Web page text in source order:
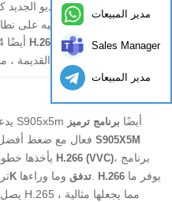
H.265 بVP9 وبرامج الترميز
: مثل S905x4 ، يدعم S905x5m أيضًا برنامج ترميز
S905X5M
H.266 (VVC)، برنامج
8K تدفق H.266
مدير المبيعات
Sales Manager
مدير المبيعات